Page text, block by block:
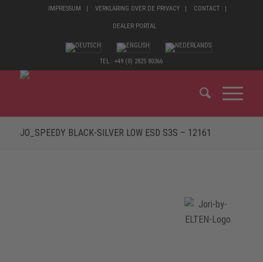
IMPRESSUM VERKLARING OVER DE PRIVACY CONTACT
DEALER PORTAL
TEL.: +49 (0) 2825 80366
JO_SPEEDY BLACK-SILVER LOW ESD S3S – 12161